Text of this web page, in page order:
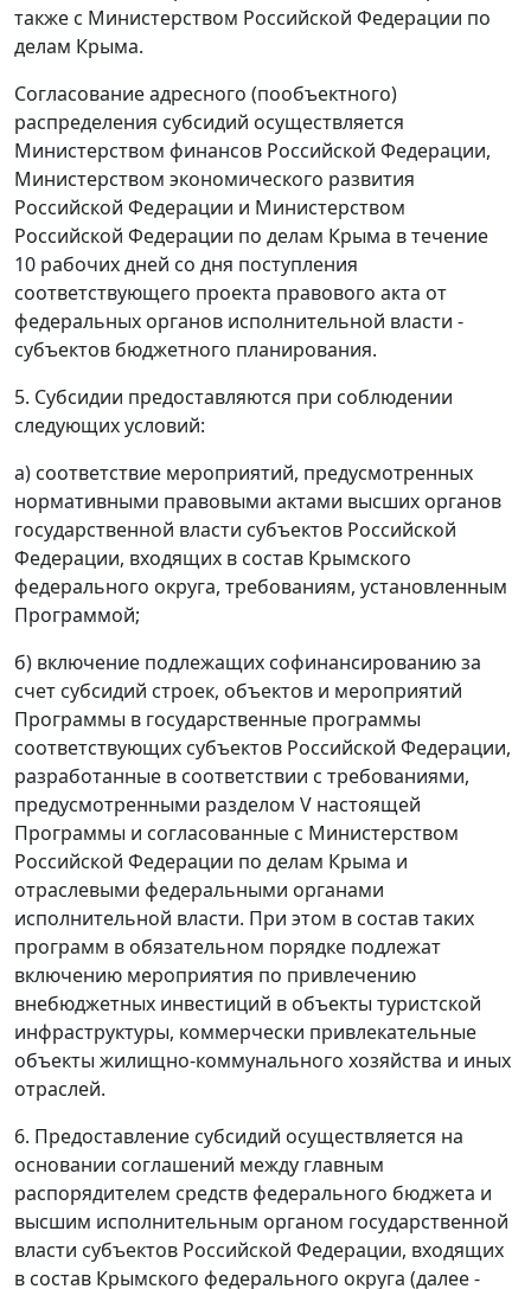
также с Министерством Российской Федерации по
делам Крыма.
Согласование адресного (пообъектного)
распределения субсидий осуществляется
Министерством финансов Российской Федерации,
Министерством экономического развития
Российской Федерации и Министерством
Российской Федерации по делам Крыма в течение
10 рабочих дней со дня поступления
соответствующего проекта правового акта от
федеральных органов исполнительной власти -
субъектов бюджетного планирования.
5. Субсидии предоставляются при соблюдении
следующих условий:
а) соответствие мероприятий, предусмотренных
нормативными правовыми актами высших органов
государственной власти субъектов Российской
Федерации, входящих в состав Крымского
федерального округа, требованиям, установленным
Программой;
б) включение подлежащих софинансированию за
счет субсидий строек, объектов и мероприятий
Программы в государственные программы
соответствующих субъектов Российской Федерации,
разработанные в соответствии с требованиями,
предусмотренными разделом V настоящей
Программы и согласованные с Министерством
Российской Федерации по делам Крыма и
отраслевыми федеральными органами
исполнительной власти. При этом в состав таких
программ в обязательном порядке подлежат
включению мероприятия по привлечению
внебюджетных инвестиций в объекты туристской
инфраструктуры, коммерчески привлекательные
объекты жилищно-коммунального хозяйства и иных
отраслей.
6. Предоставление субсидий осуществляется на
основании соглашений между главным
распорядителем средств федерального бюджета и
высшим исполнительным органом государственной
власти субъектов Российской Федерации, входящих
в состав Крымского федерального округа (далее -